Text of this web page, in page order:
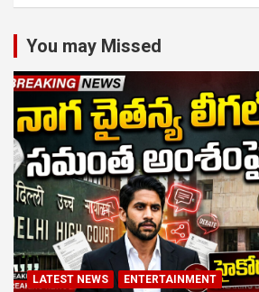
You may Missed
LATEST NEWS ENTERTAINMENT